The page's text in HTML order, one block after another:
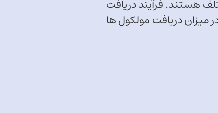
هستند. فرآیند دریافت
میزان دریافت مولکول ها